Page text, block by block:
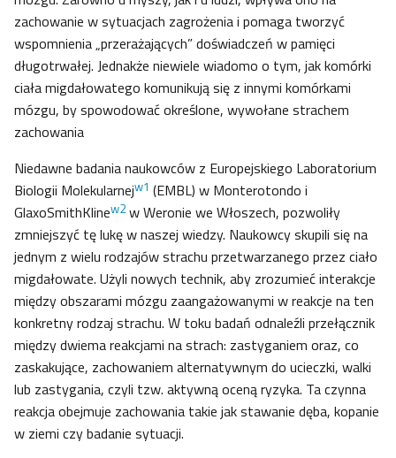
zachowanie w sytuacjach zagrożenia i pomaga tworzyć
wspomnienia „przerażających” doświadczeń w pamięci
długotrwałej. Jednakże niewiele wiadomo o tym, jak komórki
ciała migdałowatego komunikują się z innymi komórkami
mózgu, by spowodować określone, wywołane strachem
zachowania
Niedawne badania naukowców z Europejskiego Laboratorium
Biologii Molekularnejw1 (EMBL) w Monterotondo i
GlaxoSmithKlinew2w Weronie we Włoszech, pozwoliły
zmniejszyć tę lukę w naszej wiedzy. Naukowcy skupili się na
jednym z wielu rodzajów strachu przetwarzanego przez ciało
migdałowate. Użyli nowych technik, aby zrozumieć interakcje
między obszarami mózgu zaangażowanymi w reakcje na ten
konkretny rodzaj strachu. W toku badań odnaleźli przełącznik
między dwiema reakcjami na strach: zastyganiem oraz, co
zaskakujące, zachowaniem alternatywnym do ucieczki, walki
lub zastygania, czyli tzw. aktywną oceną ryzyka. Ta czynna
reakcja obejmuje zachowania takie jak stawanie dęba, kopanie
w ziemi czy badanie sytuacji.